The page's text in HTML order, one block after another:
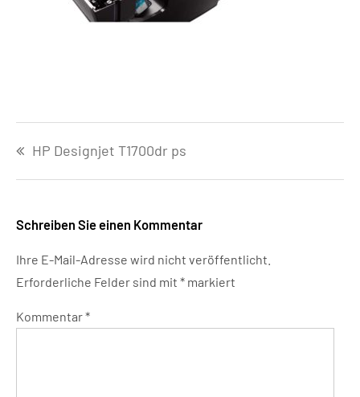
HP Designjet T1700dr ps
Schreiben Sie einen Kommentar
Ihre E-Mail-Adresse wird nicht veröffentlicht.
Erforderliche Felder sind mit * markiert
Kommentar*